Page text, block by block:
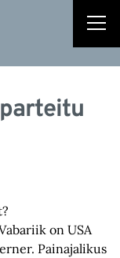
on USA
Painajalikus